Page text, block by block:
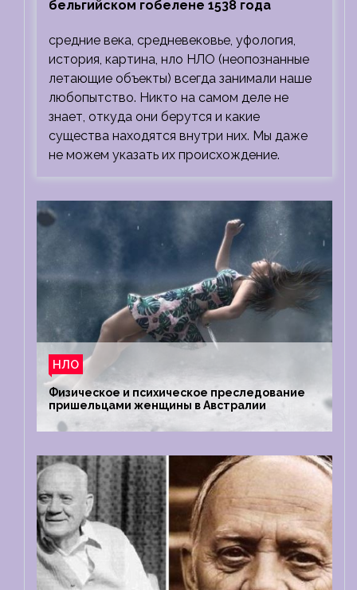
бельгийском гобелене 1538 года
средние века, средневековье, уфология,
история, картина, нло НЛО (неопознанные
летающие объекты) всегда занимали наше
любопытство. Никто на самом деле не
знает, откуда они берутся и какие
существа находятся внутри них. Мы даже
не можем указать их происхождение.
НЛО
Физическое и психическое преследование
пришельцами женщины в Австралии